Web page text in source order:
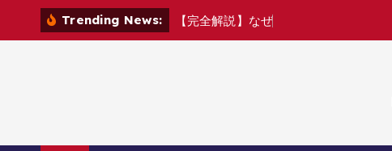
Trending News: 【完全解説 】 なぜ